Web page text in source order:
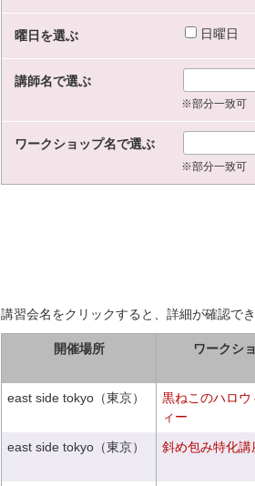
曜日を選ぶ 日曜日
講師名で選ぶ
※部分一致可
ワークショップ名で選ぶ
※部分一致可
講習会名をクリックすると、詳細が確認で
開催場所 ワークシ
east side tokyo（東京）
黒ねこのハロウ
ィー
east side tokyo（東京） 斜め包み特化講